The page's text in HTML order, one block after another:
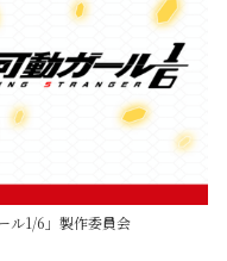
ル1/6」製作委員会